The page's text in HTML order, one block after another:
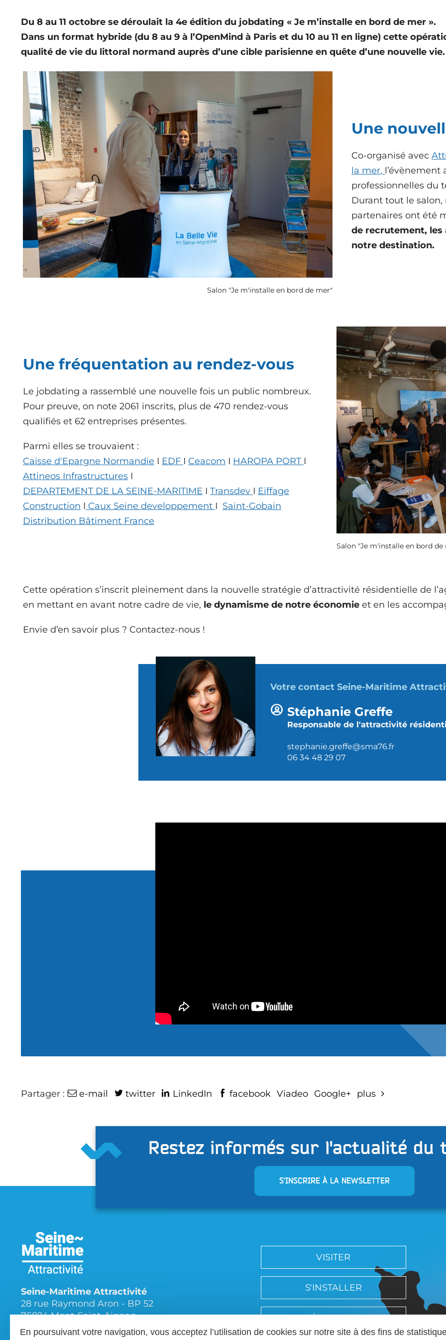
Du 8 au 11 octobre se déroulait la 4e édition du jobdating « Je m’installe en bord de mer ».
Dans un format hybride (du 8 au 9 à l’OpenMind à Paris et du 10 au 11 en ligne) cette
qualité de vie du littoral normand auprès d’une cible parisienne en quête d’une nouvelle vie.
Salon "Je m'installe en bord de mer"
Une
Co-organisé avec
la mer, l’évènement
professionnelles du
Durant tout le
partenaires ont été
de recrutement, les
notre destination.
Une fréquentation au rendez-vous
Le jobdating a rassemblé une nouvelle fois un public nombreux.
Pour preuve, on note 2061 inscrits, plus de 470 rendez-vous
qualifiés et 62 entreprises présentes.
Parmi elles se trouvaient :
Caisse d'Epargne Normandie I EDF I Ceacom I HAROPA PORT I
Attineos Infrastructures I
DEPARTEMENT DE LA SEINE-MARITIME I Transdev I Eiffage
Construction I Caux Seine developpement I Saint-Gobain
Distribution Bâtiment France
Salon "Je m'installe en bord de
Cette opération s’inscrit pleinement dans la nouvelle stratégie d’attractivité résidentielle de
en mettant en avant notre cadre de vie, le dynamisme de notre économie et en les
Envie d’en savoir plus ? Contactez-nous !
Votre contact Seine-Maritime
Stéphanie Greffe
Responsable de l'attractivité
stephanie.greffe@sma76.fr
06 34 48 29 07
Partager : e-mail twitter LinkedIn facebook Viadeo Google+ plus
Restez informés sur l'actualité
S'INSCRIRE À LA NEWSLETTER
Seine-Maritime Attractivité
28 rue Raymond Aron - BP 52
76824 Mont-Saint-Aignan
VISITER
S'INSTALLER
SÉMINAIRES
En poursuivant votre navigation, vous acceptez l’utilisation de cookies sur notre site à des fins de